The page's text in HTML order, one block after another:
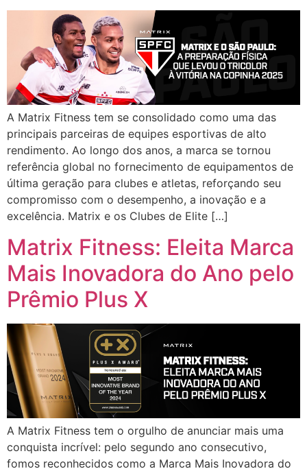
A Matrix Fitness tem se consolidado como uma das
principais parceiras de equipes esportivas de alto
rendimento. Ao longo dos anos, a marca se tornou
referência global no fornecimento de equipamentos de
última geração para clubes e atletas, reforçando seu
compromisso com o desempenho, a inovação e a
excelência. Matrix e os Clubes de Elite […]
Matrix Fitness: Eleita Marca
Mais Inovadora do Ano pelo
Prêmio Plus X
A Matrix Fitness tem o orgulho de anunciar mais uma
conquista incrível: pelo segundo ano consecutivo,
fomos reconhecidos como a Marca Mais Inovadora do